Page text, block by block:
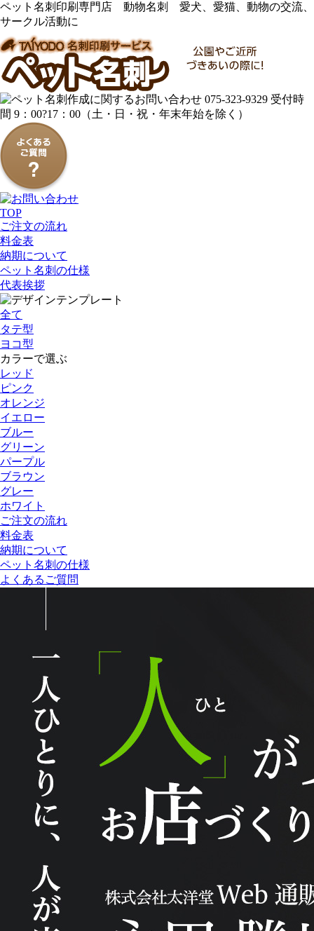
ペット名刺印刷専門店 動物名刺 愛犬、愛猫、動物の交流、
サークル活動に
TOP
ご注文の流れ
料金表
納期について
ペット名刺の仕様
代表挨拶
全て
タテ型
ヨコ型
カラーで選ぶ
レッド
ピンク
オレンジ
イエロー
ブルー
グリーン
パープル
ブラウン
グレー
ホワイト
ご注文の流れ
料金表
納期について
ペット名刺の仕様
よくあるご質問